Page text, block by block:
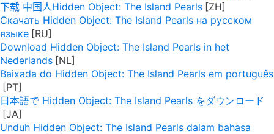
下载 中国人Hidden Object: The Island Pearls
Скачать Hidden Object: The Island Pearls на русском
языке
Download Hidden Object: The Island Pearls in het
Nederlands
Baixada do Hidden Object: The Island Pearls em português
日本語で Hidden Object: The Island Pearls をダウンロード
Unduh Hidden Object: The Island Pearls dalam bahasa